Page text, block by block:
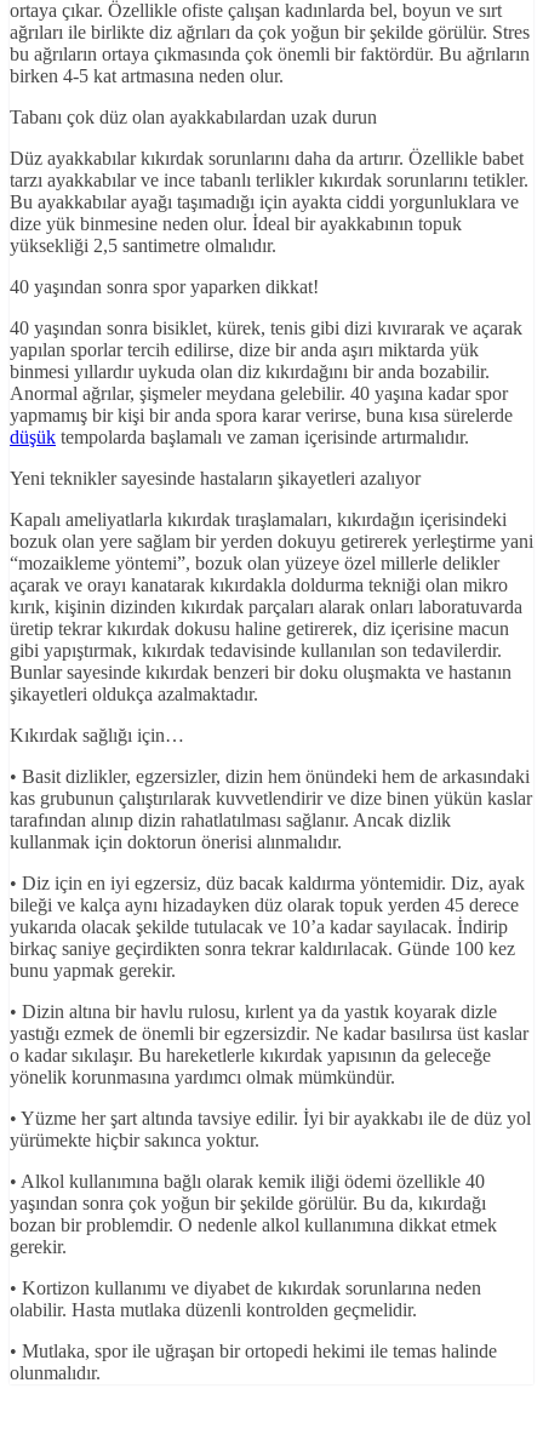
ortaya çıkar. Özellikle ofiste çalışan kadınlarda bel, boyun ve sırt
ağrıları ile birlikte diz ağrıları da çok yoğun bir şekilde görülür. Stres
bu ağrıların ortaya çıkmasında çok önemli bir faktördür. Bu ağrıların
birken 4-5 kat artmasına neden olur.
Tabanı çok düz olan ayakkabılardan uzak durun
Düz ayakkabılar kıkırdak sorunlarını daha da artırır. Özellikle babet
tarzı ayakkabılar ve ince tabanlı terlikler kıkırdak sorunlarını tetikler.
Bu ayakkabılar ayağı taşımadığı için ayakta ciddi yorgunluklara ve
dize yük binmesine neden olur. İdeal bir ayakkabının topuk
yüksekliği 2,5 santimetre olmalıdır.
40 yaşından sonra spor yaparken dikkat!
40 yaşından sonra bisiklet, kürek, tenis gibi dizi kıvırarak ve açarak
yapılan sporlar tercih edilirse, dize bir anda aşırı miktarda yük
binmesi yıllardır uykuda olan diz kıkırdağını bir anda bozabilir.
Anormal ağrılar, şişmeler meydana gelebilir. 40 yaşına kadar spor
yapmamış bir kişi bir anda spora karar verirse, buna kısa sürelerde
düşük tempolarda başlamalı ve zaman içerisinde artırmalıdır.
Yeni teknikler sayesinde hastaların şikayetleri azalıyor
Kapalı ameliyatlarla kıkırdak tıraşlamaları, kıkırdağın içerisindeki
bozuk olan yere sağlam bir yerden dokuyu getirerek yerleştirme yani
“mozaikleme yöntemi”, bozuk olan yüzeye özel millerle delikler
açarak ve orayı kanatarak kıkırdakla doldurma tekniği olan mikro
kırık, kişinin dizinden kıkırdak parçaları alarak onları laboratuvarda
üretip tekrar kıkırdak dokusu haline getirerek, diz içerisine macun
gibi yapıştırmak, kıkırdak tedavisinde kullanılan son tedavilerdir.
Bunlar sayesinde kıkırdak benzeri bir doku oluşmakta ve hastanın
şikayetleri oldukça azalmaktadır.
Kıkırdak sağlığı için…
• Basit dizlikler, egzersizler, dizin hem önündeki hem de arkasındaki
kas grubunun çalıştırılarak kuvvetlendirir ve dize binen yükün kaslar
tarafından alınıp dizin rahatlatılması sağlanır. Ancak dizlik
kullanmak için doktorun önerisi alınmalıdır.
• Diz için en iyi egzersiz, düz bacak kaldırma yöntemidir. Diz, ayak
bileği ve kalça aynı hizadayken düz olarak topuk yerden 45 derece
yukarıda olacak şekilde tutulacak ve 10’a kadar sayılacak. İndirip
birkaç saniye geçirdikten sonra tekrar kaldırılacak. Günde 100 kez
bunu yapmak gerekir.
• Dizin altına bir havlu rulosu, kırlent ya da yastık koyarak dizle
yastığı ezmek de önemli bir egzersizdir. Ne kadar basılırsa üst kaslar
o kadar sıkılaşır. Bu hareketlerle kıkırdak yapısının da geleceğe
yönelik korunmasına yardımcı olmak mümkündür.
• Yüzme her şart altında tavsiye edilir. İyi bir ayakkabı ile de düz yol
yürümekte hiçbir sakınca yoktur.
• Alkol kullanımına bağlı olarak kemik iliği ödemi özellikle 40
yaşından sonra çok yoğun bir şekilde görülür. Bu da, kıkırdağı
bozan bir problemdir. O nedenle alkol kullanımına dikkat etmek
gerekir.
• Kortizon kullanımı ve diyabet de kıkırdak sorunlarına neden
olabilir. Hasta mutlaka düzenli kontrolden geçmelidir.
• Mutlaka, spor ile uğraşan bir ortopedi hekimi ile temas halinde
olunmalıdır.